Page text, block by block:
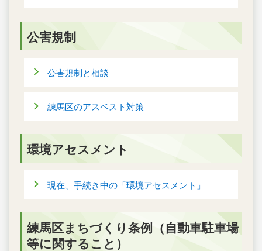
公害規制
公害規制と相談
練馬区のアスベスト対策
環境アセスメント
現在、手続き中の「環境アセスメント」
練馬区まちづくり条例（自動車駐車場
等に関すること）